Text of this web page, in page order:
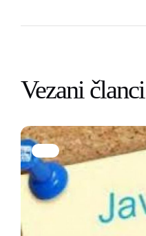
Vezani članci